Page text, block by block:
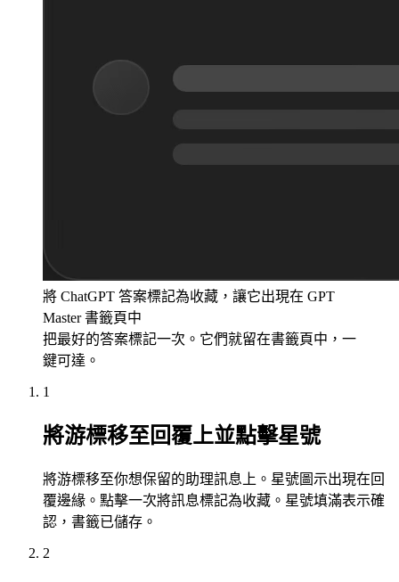
將 ChatGPT 答案標記為收藏，讓它出現在 GPT
Master 書籤頁中
把最好的答案標記一次。它們就留在書籤頁中，一
鍵可達。
1
將游標移至回覆上並點擊星號
將游標移至你想保留的助理訊息上。星號圖示出現在回
覆邊緣。點擊一次將訊息標記為收藏。星號填滿表示確
認，書籤已儲存。
2